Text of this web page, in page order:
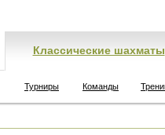
Классические шахматы
Турниры Команды